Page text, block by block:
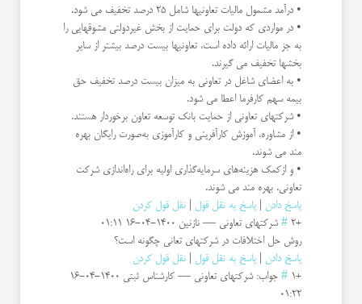
• درآمد مشمول مالیات تعاونیها شامل ۲۵ درصد تخفیف می شود.
• در مواردی که دولت برای حمایت از بخش غیردولتی مشوقهایی را
به ‌جز مالیات ارائه داده است، تعاونیها بیست ‌درصد بیشتر از سایر
بخشها تخفیف می گیرند.
• به اعضای شاغل در تعاونی به‌ میزان بیست ‌درصد تخفیف حق‌
بیمه سهم کارفرما اعطا می شود.
• شرکتهای تعاونی از حمایت بانک توسعه تعاون برخوردار هستند.
• از مشاوره، آموزش کارآفرینی و کارآموزی به‌صورت رایگان بهره
مند می شوند.
• و ازکمک هزینه‌های سرمایه‌گذاری ‌اولیه برای راه‌اندازی شرکت
تعاونی. بهره مند می شوند.
پاسخ دادن
پاسخ به نقل قول
نقل قول کردن
+2
# شرکتهای تعاونی — نازنین 1400-04-16 01:11
روش حل اختلافات در شرکتهای تعانی چگونه است؟
پاسخ دادن
پاسخ به نقل قول
نقل قول کردن
+1
# جواب: شرکتهای تعاونی — کارشناس ثبتی
1400-04-16
01:22